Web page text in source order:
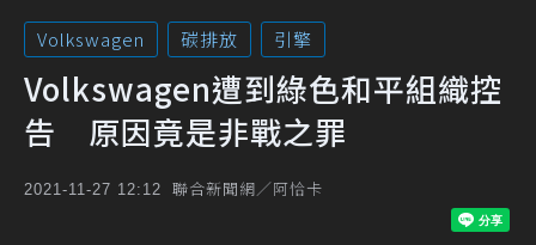
Volkswagen 碳排放 引擎
Volkswagen遭到綠色和平組織控
告 原因竟是非戰之罪
2021-11-27 12:12 聯合新聞網／阿恰卡